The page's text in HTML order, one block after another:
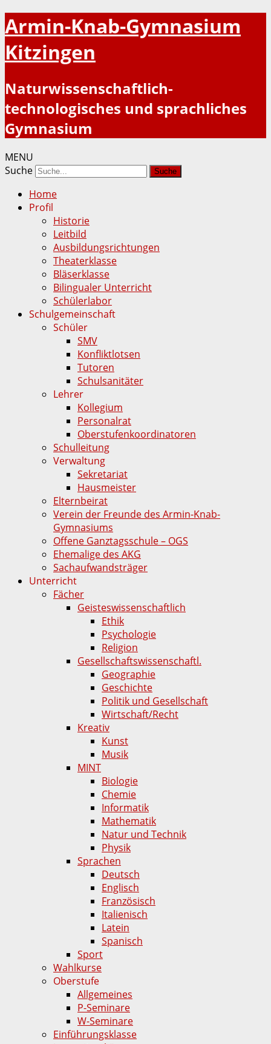
Armin-Knab-Gymnasium
Kitzingen
Naturwissenschaftlich-
technologisches und sprachliches
Gymnasium
MENU
Suche
Home
Profil
Historie
Leitbild
Ausbildungsrichtungen
Theaterklasse
Bläserklasse
Bilingualer Unterricht
Schülerlabor
Schulgemeinschaft
Schüler
SMV
Konfliktlotsen
Tutoren
Schulsanitäter
Lehrer
Kollegium
Personalrat
Oberstufenkoordinatoren
Schulleitung
Verwaltung
Sekretariat
Hausmeister
Elternbeirat
Verein der Freunde des Armin-Knab-
Gymnasiums
Offene Ganztagsschule – OGS
Ehemalige des AKG
Sachaufwandsträger
Unterricht
Fächer
Geisteswissenschaftlich
Ethik
Psychologie
Religion
Gesellschaftswissenschaftl.
Geographie
Geschichte
Politik und Gesellschaft
Wirtschaft/Recht
Kreativ
Kunst
Musik
MINT
Biologie
Chemie
Informatik
Mathematik
Natur und Technik
Physik
Sprachen
Deutsch
Englisch
Französisch
Italienisch
Latein
Spanisch
Sport
Wahlkurse
Oberstufe
Allgemeines
P-Seminare
W-Seminare
Einführungsklasse